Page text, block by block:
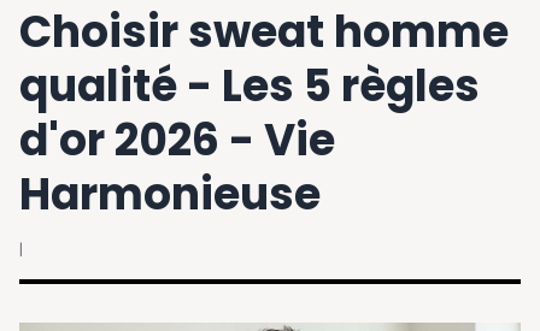
Choisir sweat homme
qualité - Les 5 règles
d'or 2026 - Vie
Harmonieuse
|